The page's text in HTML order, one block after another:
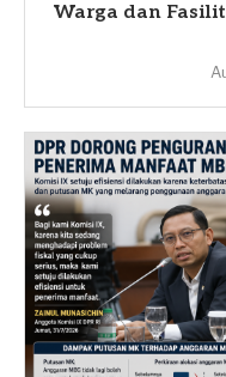
Warga dan